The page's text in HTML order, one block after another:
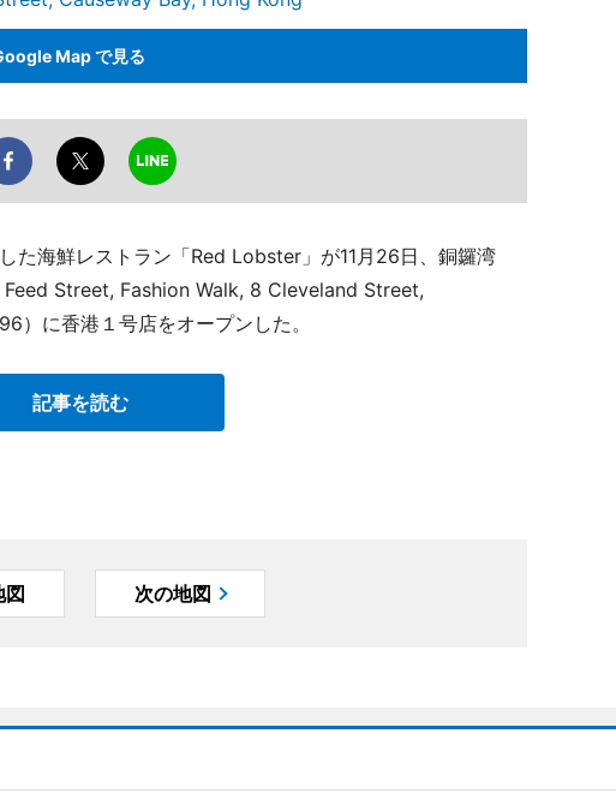
Map で見る
た海鮮レストラン「Red Lobster」が11月26日、銅鑼湾
Street, Fashion Walk, 8 Cleveland Street,
に香港１号店をオープンした。
記事を読む
図 次の地図